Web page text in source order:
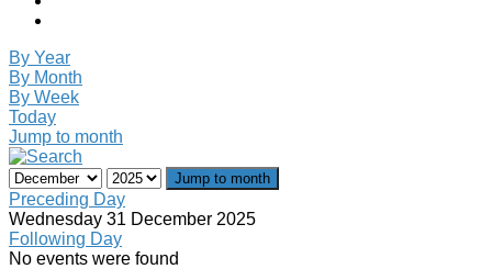
By Year
By Month
By Week
Today
Jump to month
Jump to month
Preceding Day
Wednesday 31 December 2025
Following Day
No events were found